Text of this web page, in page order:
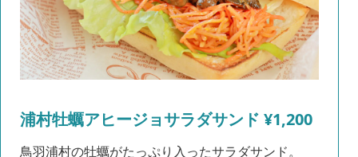
浦村牡蠣アヒージョサラダサンド ¥1,200
鳥羽浦村の牡蠣がたっぷり入ったサラダサンド。